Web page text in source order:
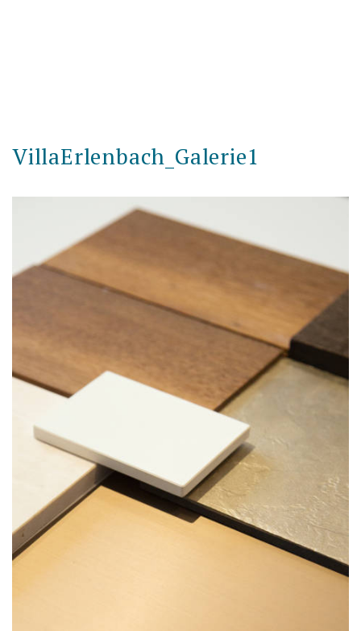
VillaErlenbach_Galerie1